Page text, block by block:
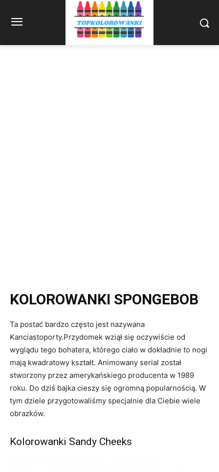
KOLOROWANKI SPONGEBOB
Ta postać bardzo często jest nazywana
Kanciastoporty.Przydomek wziął się oczywiście od
wyglądu tego bohatera, którego ciało w dokładnie to nogi
mają kwadratowy kształt. Animowany serial został
stworzony przez amerykańskiego producenta w 1989
roku. Do dziś bajka cieszy się ogromną popularnością. W
tym dziele przygotowaliśmy specjalnie dla Ciebie wiele
obrazków.
Kolorowanki Sandy Cheeks